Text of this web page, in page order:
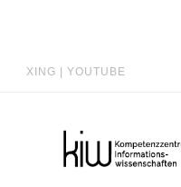
XING YOUTUBE